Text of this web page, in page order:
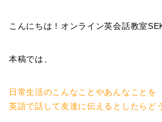
こんにちは！オンライン英会話教室
本稿では、
日常生活のこんなことやあんなことを
英語で話して友達に伝えるとしたらど